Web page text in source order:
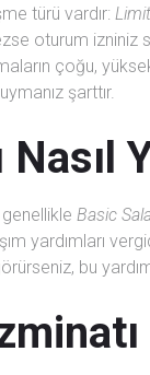
türü vardır:
oturum izniniz
çoğu,
şarttır.
Nasıl
Basic
yardımları
bu